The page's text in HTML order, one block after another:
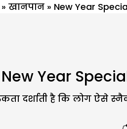
» खानपान » New Year
New Year
दर्शाती है कि लोग ऐसे